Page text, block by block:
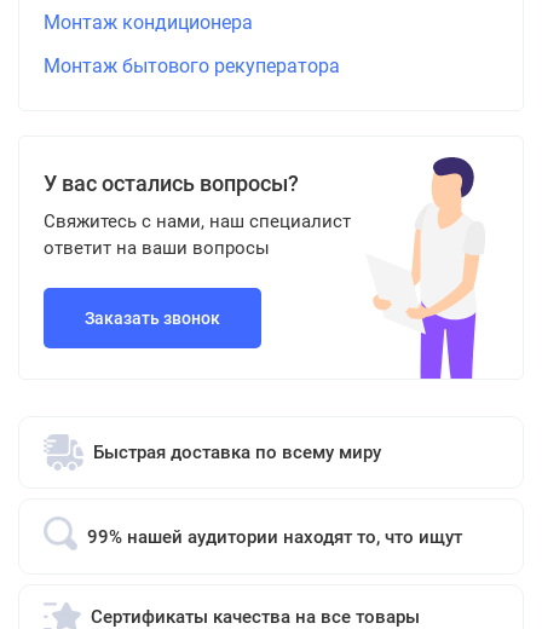
Монтаж кондиционера
Монтаж бытового рекуператора
У вас остались вопросы?
Свяжитесь с нами, наш специалист
ответит на ваши вопросы
Заказать звонок
Быстрая доставка по всему миру
99% нашей аудитории находят то, что ищут
Сертификаты качества на все товары